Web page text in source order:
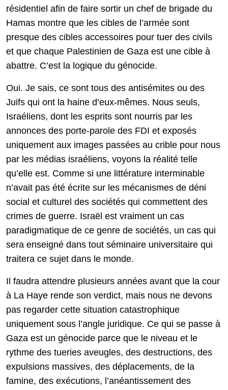
résidentiel afin de faire sortir un chef de brigade du
Hamas montre que les cibles de l’armée sont
presque des cibles accessoires pour tuer des civils
et que chaque Palestinien de Gaza est une cible à
abattre. C’est la logique du génocide.
Oui. Je sais, ce sont tous des antisémites ou des
Juifs qui ont la haine d’eux-mêmes. Nous seuls,
Israéliens, dont les esprits sont nourris par les
annonces des porte-parole des FDI et exposés
uniquement aux images passées au crible pour nous
par les médias israéliens, voyons la réalité telle
qu’elle est. Comme si une littérature interminable
n’avait pas été écrite sur les mécanismes de déni
social et culturel des sociétés qui commettent des
crimes de guerre. Israël est vraiment un cas
paradigmatique de ce genre de sociétés, un cas qui
sera enseigné dans tout séminaire universitaire qui
traitera ce sujet dans le monde.
Il faudra attendre plusieurs années avant que la cour
à La Haye rende son verdict, mais nous ne devons
pas regarder cette situation catastrophique
uniquement sous l’angle juridique. Ce qui se passe à
Gaza est un génocide parce que le niveau et le
rythme des tueries aveugles, des destructions, des
expulsions massives, des déplacements, de la
famine, des exécutions, l’anéantissement des